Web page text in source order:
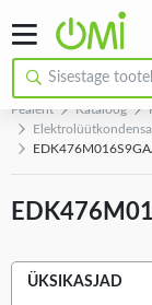
Pealeht Kataloog
ÜKSIKASJAD